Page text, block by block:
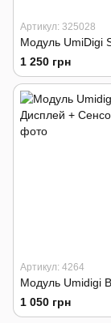
Артикул: 325028
1 250 грн
Артикул: 4264
1 050 грн